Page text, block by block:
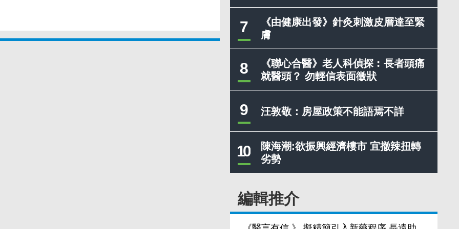
7
《由健康出發》針灸刺激皮層達至緊
膚
8
《聯心合醫》老人科偵探︰長者頭痛
就醫頭？ 勿輕信表面徵狀
9 汪敦敬：房屋政策不能語焉不詳
10
陳海潮:欲振興經濟樓市 宜撤辣扭轉
劣勢
編輯推介